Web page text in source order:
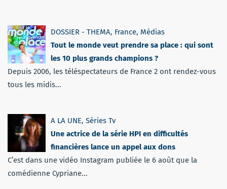
DOSSIER - THEMA, France, Médias
Tout le monde veut prendre sa place : qui sont
les 10 plus grands champions ?
Depuis 2006, les téléspectateurs de France 2 ont rendez-vous
tous les midis...
A LA UNE, Séries Tv
Une actrice de la série HPI en difficultés
financières lance un appel aux dons
C’est dans une vidéo Instagram publiée le 6 août que la
comédienne Cypriane...